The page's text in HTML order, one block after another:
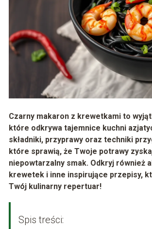
Czarny makaron z krewetkami to
które odkrywa tajemnice kuchni
składniki, przyprawy oraz techniki
które sprawią, że Twoje potrawy
niepowtarzalny smak. Odkryj również
krewetek i inne inspirujące przepisy,
Twój kulinarny repertuar!
Spis treści: